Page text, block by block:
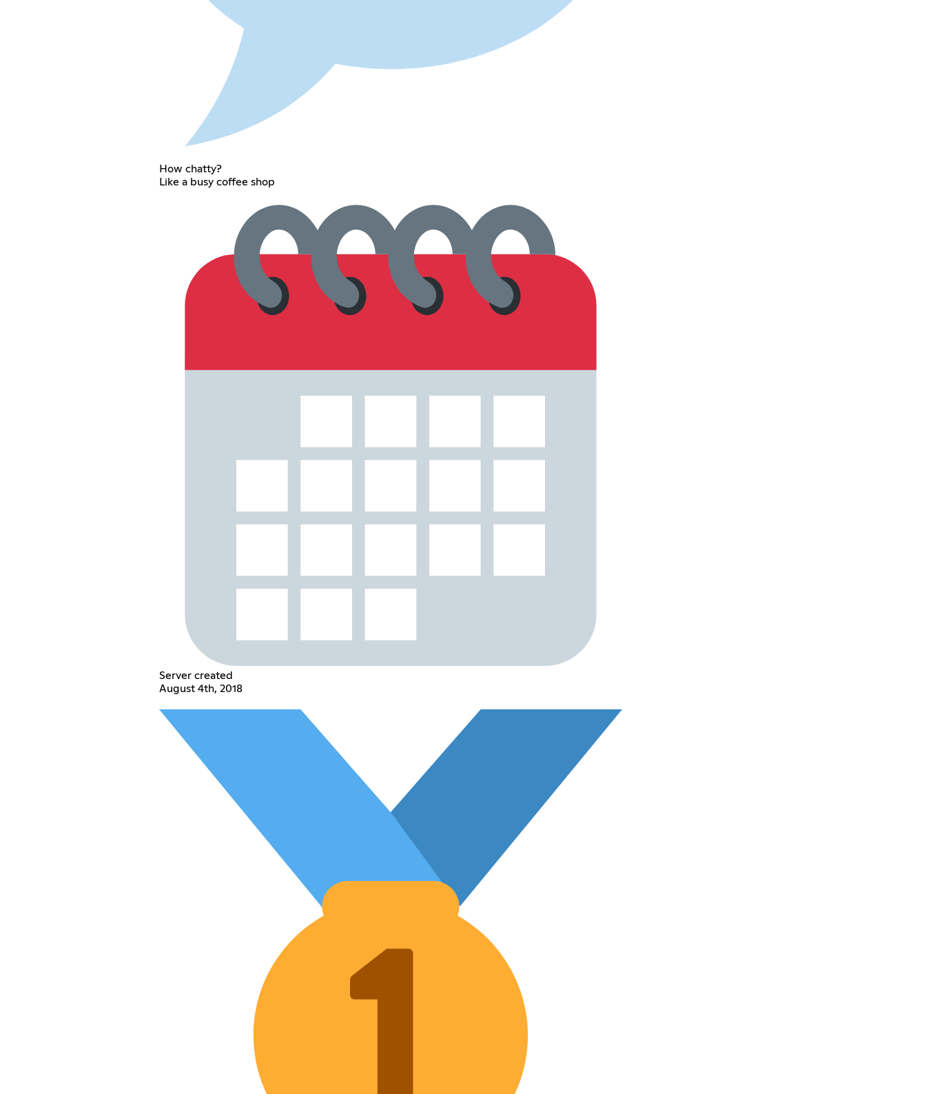
How chatty?
Like a busy coffee shop
Server created
August 4th, 2018